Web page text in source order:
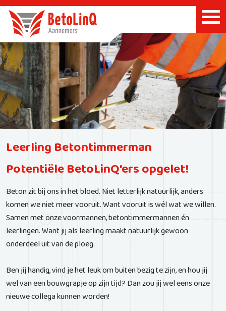
Leerling Betontimmerman
Potentiële BetoLinQ'ers opgelet!
Beton zit bij ons in het bloed. Niet letterlijk natuurlijk, anders
komen we niet meer vooruit. Want vooruit is wél wat we willen.
Samen met onze voormannen, betontimmermannen én
leerlingen. Want jij als leerling maakt natuurlijk gewoon
onderdeel uit van de ploeg.
Ben jij handig, vind je het leuk om buiten bezig te zijn, en hou jij
wel van een bouwgrapje op zijn tijd? Dan zou jij wel eens onze
nieuwe collega kunnen worden!